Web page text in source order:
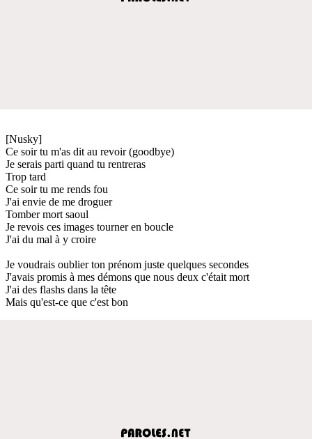
[Nusky]
Ce soir tu m'as dit au revoir (goodbye)
Je serais parti quand tu rentreras
Trop tard
Ce soir tu me rends fou
J'ai envie de me droguer
Tomber mort saoul
Je revois ces images tourner en boucle
J'ai du mal à y croire
Je voudrais oublier ton prénom juste quelques secondes
J'avais promis à mes démons que nous deux c'était mort
J'ai des flashs dans la tête
Mais qu'est-ce que c'est bon